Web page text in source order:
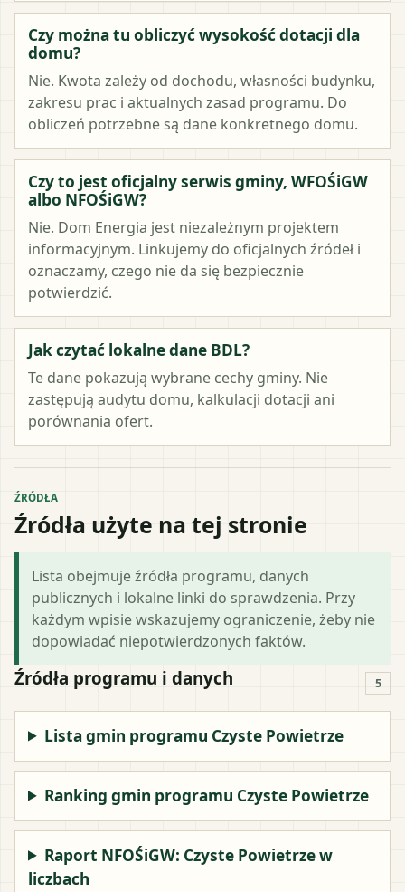
Czy można tu obliczyć wysokość dotacji dla
domu?
Nie. Kwota zależy od dochodu, własności budynku,
zakresu prac i aktualnych zasad programu. Do
obliczeń potrzebne są dane konkretnego domu.
Czy to jest oficjalny serwis gminy, WFOŚiGW
albo NFOŚiGW?
Nie. Dom Energia jest niezależnym projektem
informacyjnym. Linkujemy do oficjalnych źródeł i
oznaczamy, czego nie da się bezpiecznie
potwierdzić.
Jak czytać lokalne dane BDL?
Te dane pokazują wybrane cechy gminy. Nie
zastępują audytu domu, kalkulacji dotacji ani
porównania ofert.
ŹRÓDŁA
Źródła użyte na tej stronie
Lista obejmuje źródła programu, danych
publicznych i lokalne linki do sprawdzenia. Przy
każdym wpisie wskazujemy ograniczenie, żeby nie
dopowiadać niepotwierdzonych faktów.
Źródła programu i danych 5
Lista gmin programu Czyste Powietrze
Ranking gmin programu Czyste Powietrze
Raport NFOŚiGW: Czyste Powietrze w
liczbach